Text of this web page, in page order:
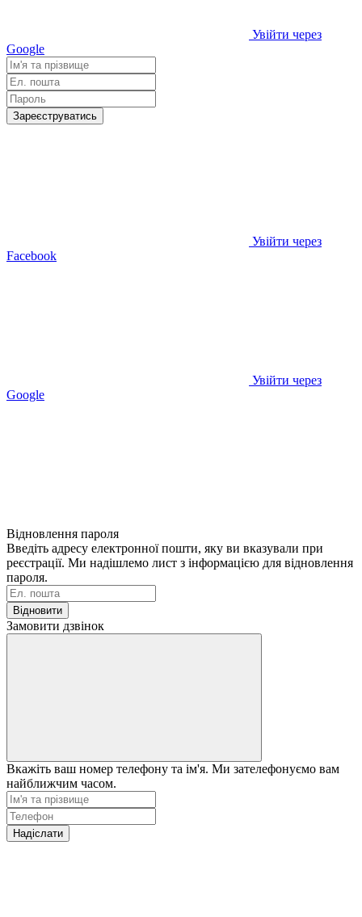
Увійти через
Google
Зареєструватись
Увійти через
Facebook
Увійти через
Google
Відновлення пароля
Введіть адресу електронної пошти, яку ви вказували при
реєстрації. Ми надішлемо лист з інформацією для відновлення
пароля.
Відновити
Замовити дзвінок
Вкажіть ваш номер телефону та ім'я. Ми зателефонуємо вам
найближчим часом.
Надіслати